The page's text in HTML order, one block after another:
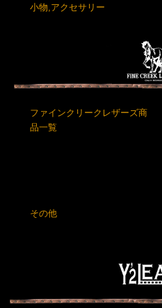
小物,アクセサリー
ファインクリークレザーズ商
品一覧
その他